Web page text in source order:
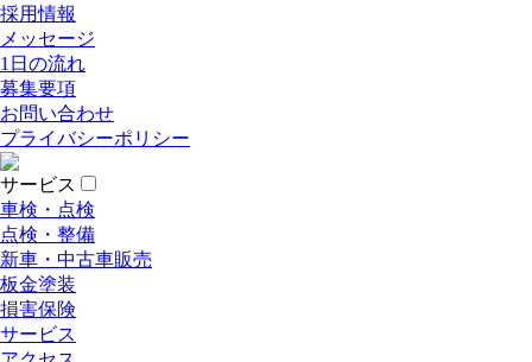
採用情報
メッセージ
1日の流れ
募集要項
お問い合わせ
プライバシーポリシー
サービス
車検・点検
点検・整備
新車・中古車販売
板金塗装
損害保険
サービス